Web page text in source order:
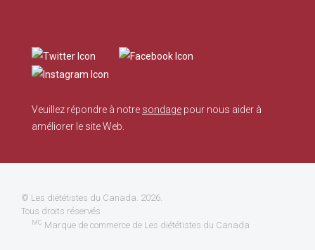
Veuillez répondre à notre sondage pour nous aider à
améliorer le site Web.
© Les diététistes du Canada . 2026.
Tous droits réservés
MC Marque de commerce de Les diététistes du Canada